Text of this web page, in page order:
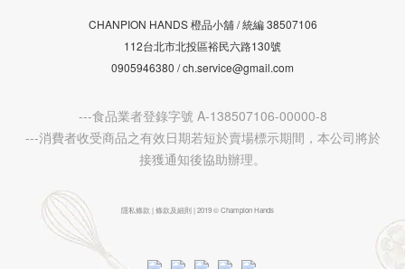
CHANPION HANDS 橙品小舖 /統編38507106
112台北市北投區裕民六路130號
0905946380 / ch.service@gmail.com
---食品業者登錄字號 A-138507106-00000-8
---消費者收受商品之有效日期若短於賣場標示期間，本公司將於
接獲通知後協助辦理。
隱私條款 | 條款及細則 | 2019 © Champion Hands